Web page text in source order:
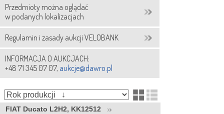
Przedmioty można oglądać
w podanych lokalizacjach
Regulamin i zasady aukcji VELOBANK
INFORMACJA O AUKCJACH:
+48 71 345 07 07, aukcje@dawro.pl
FIAT Ducato L2H2, KK12512